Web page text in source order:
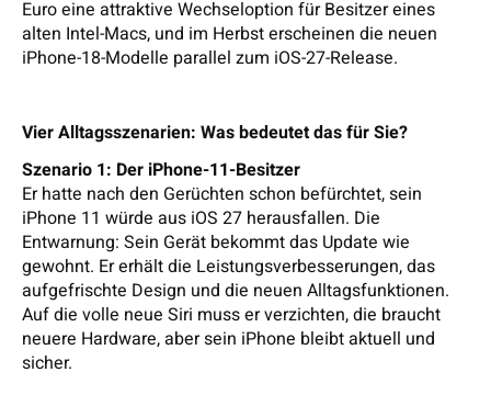
Euro eine attraktive Wechseloption für Besitzer eines
alten Intel-Macs, und im Herbst erscheinen die neuen
iPhone-18-Modelle parallel zum iOS-27-Release.
Vier Alltagsszenarien: Was bedeutet das für Sie?
Szenario 1: Der iPhone-11-Besitzer
Er hatte nach den Gerüchten schon befürchtet, sein
iPhone 11 würde aus iOS 27 herausfallen. Die
Entwarnung: Sein Gerät bekommt das Update wie
gewohnt. Er erhält die Leistungsverbesserungen, das
aufgefrischte Design und die neuen Alltagsfunktionen.
Auf die volle neue Siri muss er verzichten, die braucht
neuere Hardware, aber sein iPhone bleibt aktuell und
sicher.